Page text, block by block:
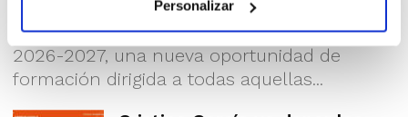
Personalizar
Sigue abierto el plazo de inscripción para los
Cursos de Entrenador de la temporada
2026-2027, una nueva oportunidad de
formación dirigida a todas aquellas...